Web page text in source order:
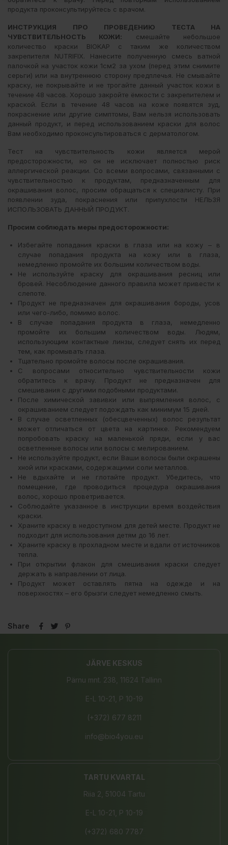
продукта проконсультируйтесь с врачом.
ИНСТРУКЦИЯ ПРО ПРОВЕДЕНИЮ ТЕСТА НА
ЧУВСТВИТЕЛЬНОСТЬ КОЖИ: смешайте небольшое
количество краски BIOKAP с таким же количеством
закрепителя NUTRIFIX. Нанесите полученную смесь ватной
палочкой на участок кожи 1см2 за ухом (перед этим снимите
серьги) или на внутреннюю сторону предплечья. Не смывайте
краску, не покрывайте и не трогайте данный участок кожи в
течение 48 часов. Хорошо закройте ёмкости с закрепителем и
краской. Если в течение 48 часов на коже появятся зуд,
покраснение или другие симптомы, Вам нельзя использовать
данный продукт, и перед использованием краски для волос
Вам необходимо проконсультироваться с дерматологом.
Тест на чувствительность кожи является мерой
предосторожности, но он не исключает полностью риск
аллергической реакции. Со всеми вопросами, связанными с
чувствительностью к продуктам, предназначенным для
окрашивания волос, просим обращаться к специалисту. При
появлении зуда, покраснения или припухлости НЕЛЬЗЯ
ИСПОЛЬЗОВАТЬ ДАННЫЙ ПРОДУКТ.
Просим соблюдать меры предосторожности:
Избегайте попадания краски в глаза или на кожу – в
случае попадания продукта на кожу или в глаза,
немедленно промойте их большим количеством воды.
Не используйте краску для окрашивания ресниц или
бровей. Несоблюдение данного правила может привести к
слепоте.
Продукт не предназначен для окрашивания бороды, усов
или чего-либо, помимо волос.
В случае попадания продукта в глаза, немедленно
промойте их большим количеством воды. Людям,
использующим контактные линзы, следует снять их перед
тем, как промывать глаза.
Тщательно промойте волосы после окрашивания.
С вопросами относительно чувствительности кожи
обратитесь к врачу. Продукт не предназначен для
смешивания с другими подобными продуктами.
После химической завивки или выпрямления волос, с
окрашиванием следует подождать как минимум 15 дней.
В случае осветленных (обесцвеченных) волос результат
может отличаться от цвета на картинке. Рекомендуем
попробовать краску на маленькой пряди, если у вас
осветленные волосы или волосы с мелированием.
Не используйте продукт, если Ваши волосы были окрашены
хной или красками, содержащими соли металлов.
Не вдыхайте и не глотайте продукт. Убедитесь, что
помещение, где проводиться процедура окрашивания
волос, хорошо проветривается.
Соблюдайте указанное в инструкции время воздействия
краски.
Храните краску в недоступном для детей месте. Продукт не
подходит для использования детям до 16 лет.
Храните краску в прохладном месте и вдали от источников
тепла.
При открытии флакон для смешивания краски следует
держать в направлении от лица.
Продукт может оставлять пятна на одежде и на
поверхностях – его брызги следует немедленно смыть.
Share
JÄRVE KESKUS
Pärnu mnt. 238, 11624 Tallinn
E-L 10-21, P 10-19
(+372) 677 8211
info@bio4you.eu
TARTU KVARTAL
Riia 2, 51004 Tartu
E-L 10-21, P 10-19
(+372) 680 7787